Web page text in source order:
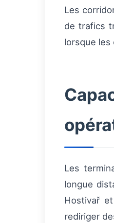
Les
de trafics
lorsque les
Les
longue
Hostivař
rediriger